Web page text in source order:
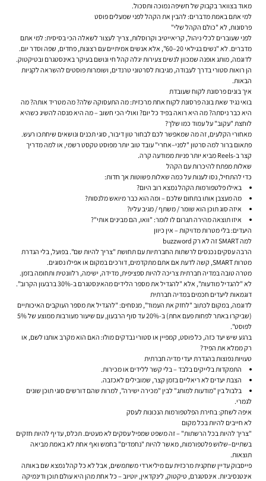
מאוד בצוואר בקבוק של חשיפה נמוכה ותסכול.
למי אתם באמת מדברים: להבין את הקהל לפני שמעלים פוסט
פרסונות, לא "כולם הקהל שלי"
לפני שעוברים לכלי ניהול, קריאייטיב וקרוסלות, צריך לעצור לשאלה הכי בסיסית: למי אתם
מדברים. לא "נשים בגילאי 20–60", אלא אנשים אמיתיים עם רצונות, פחדים, שפה וסדר יום.
לדוגמה, מותג אופנה שמכוון לנשים צעירות יגלה קהל חי ונושם בעיקר באינסטגרם ובטיקטוק.
הן רואות סטורי בדרך לעבודה, מגיבות לסרטוני טרנדים, ושומרות פוסטים להשראה לקניות
הבאות.
איך בונים פרסונת לקוח שעובדת
בואי נגיד שאת בונה פרסונת לקוח אחת מרכזית: מה התעסוקה שלה? מה מטריד אותה? מה
היא כבר ניסתה? מה היא רואה בפיד כל יום? ואולי הכי חשוב – מה היא מנסה להשיג כשהיא
לוחצת "עקוב" על עמוד כמו שלך?
מאחורי הקלעים, זה מה שמאפשר לכם לבחור טון דיבור, סוגי תכנים ונושאים שיחתכו רעש.
פתאום ברור למה סרטון "לפני–אחרי" עובד טוב יותר מפוסט טקסט רשמי, או למה מדריך
קצר ב-Reels מביא יותר פניות ממודעה קרה.
שאלות מפתח להיכרות עם הקהל
כדי להתחיל, נסו לענות על כמה שאלות פשוטות אך חדות:
באילו פלטפורמות הקהל נמצא רוב היום?
מה מעצבן אותו בתחום שלכם – ומה הוא כבר מיואש מלנסות?
איזה סוג תוכן הוא שומר / משתף / מגיב עליו?
איזו תוצאה מהירה תגרום לו לומר: "וואו, הם מבינים אותי"?
היעדים: בלי מטרות מדויקות – אין כיוון
למה SMART זה לא רק buzzword
הרבה עסקים נכנסים לרשתות החברתיות עם תחושת "צריך להיות שם". בפועל, בלי הגדרת
מטרות SMART, קשה לדעת אם אתם מתקדמים, דורכים במקום או אפילו נסוגים.
מטרה טובה במדיה חברתית צריכה להיות ספציפית, מדידה, ישימה, רלוונטית ותחומה בזמן.
לא "להגדיל מודעות", אלא "להגדיל את מספר הלידים מהאינסטגרם ב-30% ברבעון הקרוב".
דוגמאות ליעדים חכמים במדיה חברתית
לדוגמה, במקום לכתוב "לחזק את העמוד", מנסחים: "להגדיל את מספר העוקבים האיכותיים
(שביקרו באתר לפחות פעם אחת) ב-20% עד סוף הרבעון, עם שיעור מעורבות ממוצע של 5%
לפוסט".
ברגע שיש יעד כזה, כל פוסט, קמפיין או סטורי נבדקים מולו: האם הוא מקרב אותנו לשם, או
רק ממלא את הפיד?
טעויות נפוצות בהגדרת יעדי מדיה חברתית
התמקדות בלייקים בלבד – בלי קשר ללידים או מכירות.
הצבת יעדים לא ריאליים בזמן קצר, שמובילים לאכזבה.
בלבול בין "מודעות למותג" לבין "מכירה ישירה", למרות שהם דורשים סוגי תוכן שונים
לגמרי.
איפה לשחק: בחירת הפלטפורמות הנכונות לעסק
לא חייבים להיות בכל מקום
"צריך להיות בכל הרשתות" – זה משפט שמפיל עסקים לא מעטים. תכלס, עדיף להיות חזקים
בשתיים–שלוש פלטפורמות, מאשר להיות "נחמדים" בחמש ואף אחת לא באמת מביאה
תוצאות.
פייסבוק עדיין שחקנית מרכזית עם מיליארדי משתמשים, אבל לא כל קהל נמצא שם באותה
אינטנסיביות. אינסטגרם, טיקטוק, לינקדאין, יוטיוב – כל אחת מהן היא עולם תוכן ודינמיקה